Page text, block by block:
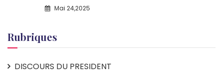
Mai 24,2025
Rubriques
DISCOURS DU PRESIDENT